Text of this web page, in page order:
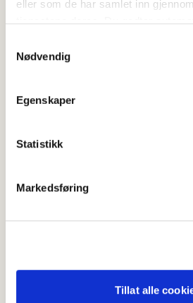
eller som de har samlet inn
Nødvendig
Egenskaper
Statistikk
Markedsføring
Tillat alle